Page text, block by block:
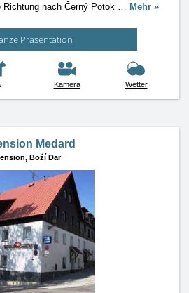
nach Černý Potok … Mehr »
Präsentation
Kamera Wetter
Medard
Boží Dar